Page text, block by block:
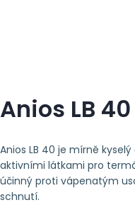
Anios LB
Anios LB 40 je mírně
aktivními látkami pro
účinný proti vápenatým
schnutí.